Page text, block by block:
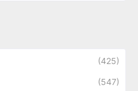
(425)
(547)